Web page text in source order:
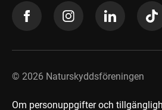
© 2026 Naturskyddsföreningen
Om personuppgifter och